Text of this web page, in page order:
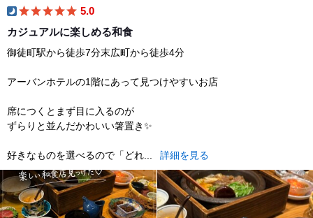
5.0
カジュアルに楽しめる和食
御徒町駅から徒歩7分末広町から徒歩4分
アーバンホテルの1階にあって見つけやすいお店
席につくとまず目に入るのが
ずらりと並んだかわいい箸置き✨
好きなものを選べるので「どれ... 詳細を見る